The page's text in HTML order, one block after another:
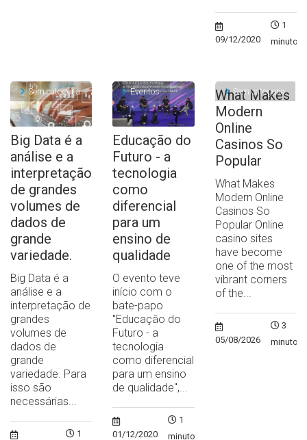
09/12/2020
1
minuto
Sem categoria
Big Data é a
análise e a
interpretação
de grandes
volumes de
dados de
grande
variedade.
Big Data é a
análise e a
interpretação de
grandes
volumes de
dados de
grande
variedade. Para
isso são
necessárias...
1
Eventos
Educação do
Futuro - a
tecnologia
como
diferencial
para um
ensino de
qualidade
O evento teve
início com o
bate-papo
"Educação do
Futuro - a
tecnologia
como diferencial
para um ensino
de qualidade",...
01/12/2020
1
minuto
Sem categoria
What Makes
Modern
Online
Casinos So
Popular
What Makes
Modern Online
Casinos So
Popular Online
casino sites
have become
one of the most
vibrant corners
of the...
05/08/2026
3
minutos